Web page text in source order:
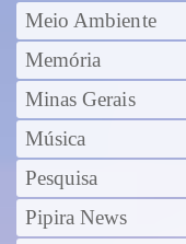
Meio Ambiente
Memória
Minas Gerais
Música
Pesquisa
Pipira News